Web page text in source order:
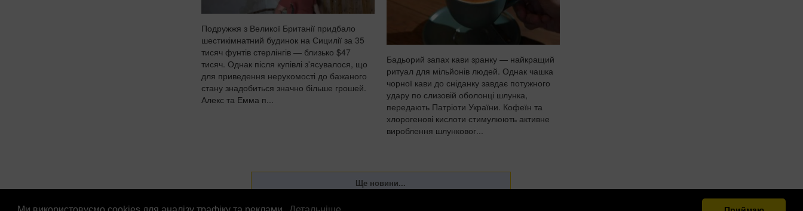
Подружжя з Великої Британії придбало
шестикімнатний будинок на Сицилії за 35
тисяч фунтів стерлінгів — близько $47
тисяч. Однак після купівлі з'ясувалося, що
для приведення нерухомості до бажаного
стану знадобиться значно більше грошей.
Алекс та Емма п...
Бадьорий запах кави зранку — найкращий
ритуал для мільйонів людей. Однак чашка
чорної кави до сніданку завдає потужного
удару по слизовій оболонці шлунка,
передають Патріоти України. Кофеїн та
хлорогенові кислоти стимулюють активне
вироблення шлунковог...